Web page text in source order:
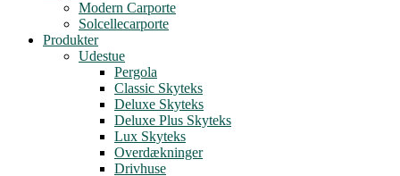
Modern Carporte
Solcellecarporte
Produkter
Udestue
Pergola
Classic Skyteks
Deluxe Skyteks
Deluxe Plus Skyteks
Lux Skyteks
Overdækninger
Drivhuse